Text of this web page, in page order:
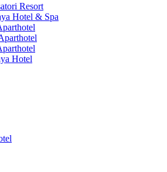
Resort
Hotel & Spa
Hotel